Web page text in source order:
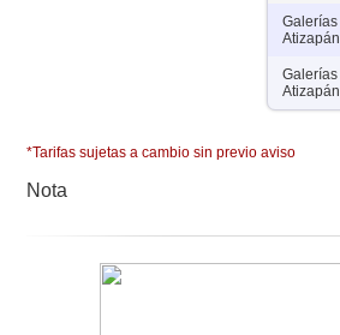
Galerías
Atizapán
Galerías
Atizapán
*Tarifas sujetas a cambio sin previo aviso
Nota